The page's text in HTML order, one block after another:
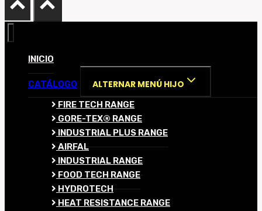
INICIO
CATÁLOGO ALTERNAR MENÚ HIJO
FIRE TECH RANGE
GORE-TEX® RANGE
INDUSTRIAL PLUS RANGE
AIRFAL
INDUSTRIAL RANGE
FOOD TECH RANGE
HYDROTECH
HEAT RESISTANCE RANGE